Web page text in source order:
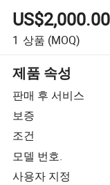
1 상품 (MOQ)
제품 속성
판매 후 서비스
보증
조건
모델 번호.
사용자 지정